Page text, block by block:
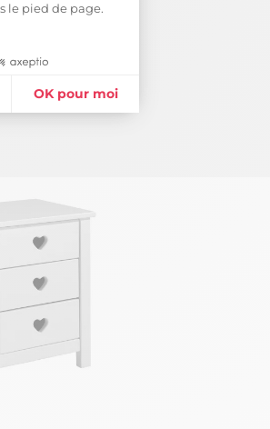
le pied de page.
OK pour moi